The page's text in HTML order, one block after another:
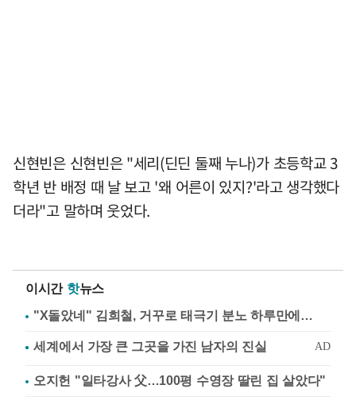
신현빈은 신현빈은 "세리(딘딘 둘째 누나)가 초등학교 3
학년 반 배정 때 날 보고 '왜 어른이 있지?'라고 생각했다
더라"고 말하며 웃었다.
이시간 핫뉴스
"X돌았네" 김희철, 거꾸로 태극기 분노 하루만에…
오지헌 "일타강사 父…100평 수영장 딸린 집 살았다"